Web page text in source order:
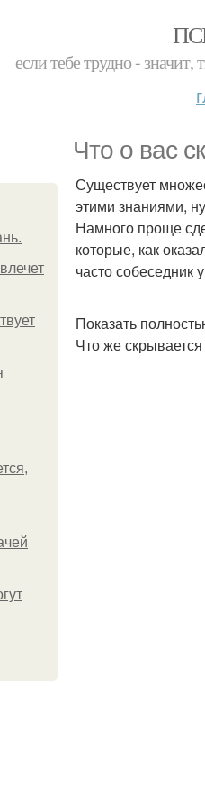
если тебе трудно -
Что о вас
Существует
этими знаниями,
Намного проще
которые, как
часто собеседник
Показать
Что же